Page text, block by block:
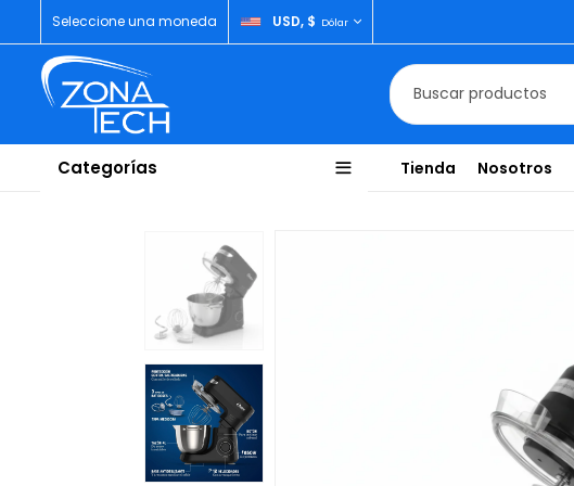
Seleccione una moneda USD, $ Dólar
Categorías Tienda Nosotros